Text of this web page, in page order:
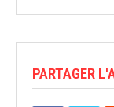
PARTAGER